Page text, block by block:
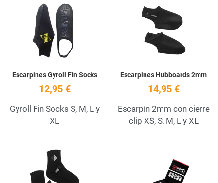
Add to Wishlist
Escarpines Gyroll Fin Socks
12,95 €
Gyroll Fin Socks S, M, L y
XL
Escarpines Hubboards 2mm
14,95 €
Escarpín 2mm con cierre
clip XS, S, M, L y XL